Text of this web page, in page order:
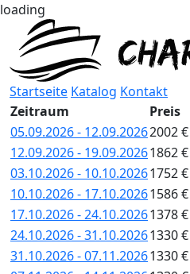
loading
Startseite Katalog Kontakt
Zeitraum
Preis
05.09.2026 - 12.09.20262002 €
12.09.2026 - 19.09.20261862 €
03.10.2026 - 10.10.20261752 €
10.10.2026 - 17.10.20261586 €
17.10.2026 - 24.10.20261378 €
24.10.2026 - 31.10.20261330 €
31.10.2026 - 07.11.20261330 €